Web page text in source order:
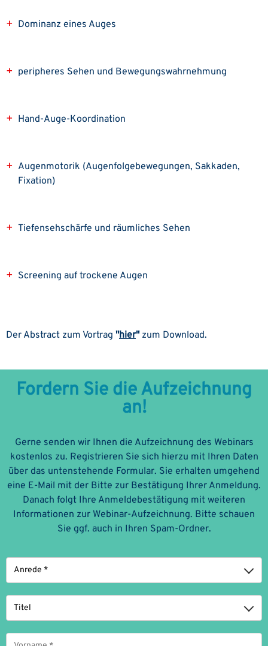
Dominanz eines Auges
peripheres Sehen und Bewegungswahrnehmung
Hand-Auge-Koordination
Augenmotorik (Augenfolgebewegungen, Sakkaden,
Fixation)
Tiefensehschärfe und räumliches Sehen
Screening auf trockene Augen
Der Abstract zum Vortrag "hier" zum Download.
Fordern Sie die Aufzeichnung
an!
Gerne senden wir Ihnen die Aufzeichnung des Webinars
kostenlos zu. Registrieren Sie sich hierzu mit Ihren Daten
über das untenstehende Formular. Sie erhalten umgehend
eine E-Mail mit der Bitte zur Bestätigung Ihrer Anmeldung.
Danach folgt Ihre Anmeldebestätigung mit weiteren
Informationen zur Webinar-Aufzeichnung. Bitte schauen
Sie ggf. auch in Ihren Spam-Ordner.